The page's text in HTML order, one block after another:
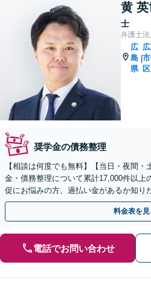
黄 英
士
弁護士
広
島
県
|
区
奨学金の債務整理
【相談は何度でも無料】【当日・夜間
金・債務整理について累計17,000件以上
促にお悩みの方、過払い金があるか知り
ストな解決策を提案いたします。
料金表を見
電話でお問い合わせ